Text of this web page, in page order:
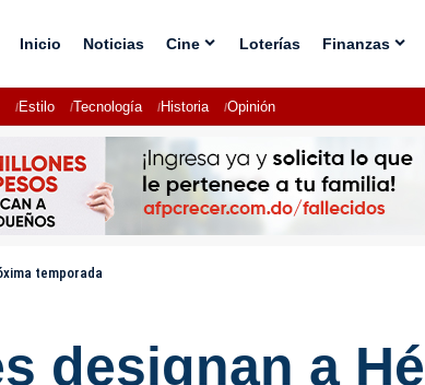
Inicio Noticias Cine Loterías Finanzas
Estilo Tecnología Historia Opinión
temporada
designan a